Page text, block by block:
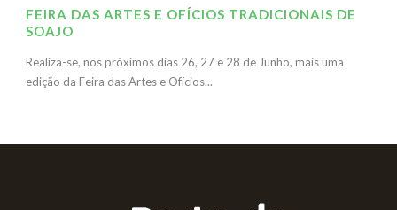
FEIRA DAS ARTES E OFÍCIOS TRADICIONAIS DE
SOAJO
Realiza-se, nos próximos dias 26, 27 e 28 de Junho, mais uma
edição da Feira das Artes e Ofícios...